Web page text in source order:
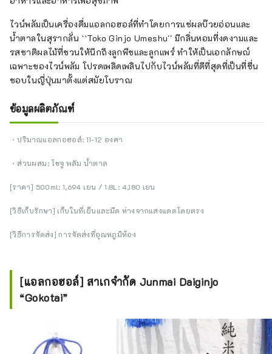
ไวน์พลัมเป็นเครื่องดื่มแอลกอฮอล์ที่ทำโดยการแช่ผลบ๊วยอ่อนและ
น้ำตาลในสุรากลั่น ``Toko Ginjo Umeshu'' มีกลิ่นหอมที่งดงามและ
รสชาติผลไม้ที่ชวนให้นึกถึงลูกพีชและลูกแพร์ ทำให้เป็นเอกลักษณ์
เฉพาะของไวน์พลัม โปรดเพลิดเพลินไปกับไวน์พลัมที่ดีที่สุดที่เป็นที่ชื่น
ชอบในญี่ปุ่นมาตั้งแต่สมัยโบราณ
ข้อมูลผลิตภัณฑ์
・ปริมาณแอลกอฮอล์: 11-12 องศา
・ส่วนผสม: โชจู พลัม น้ำตาล
[ราคา] 500ml: 1,694 เยน / 1.8L: 4,180 เยน
[วิธีเก็บรักษา] เก็บในที่เย็นและมืด ห่างจากแสงแดดโดยตรง
[วิธีการจัดส่ง] การจัดส่งที่อุณหภูมิห้อง
[แอลกอฮอล์] สาเกจำกัด Junmai Daiginjo
“Gokotai”